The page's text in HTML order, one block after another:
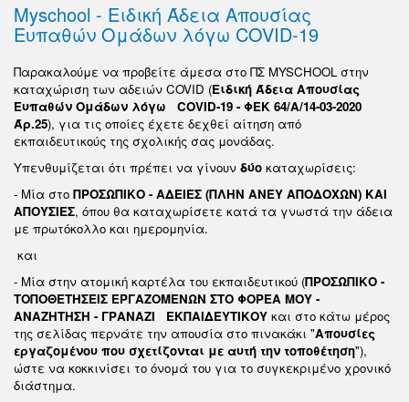
Myschool - Ειδική Άδεια Απουσίας
Ευπαθών Ομάδων λόγω COVID-19
Παρακαλούμε να προβείτε άμεσα στο ΠΣ MYSCHOOL στην
καταχώριση των αδειών COVID (Ειδική Άδεια Απουσίας
Ευπαθών Ομάδων λόγω COVID-19 - ΦΕΚ 64/Α/14-03-2020
Άρ.25), για τις οποίες έχετε δεχθεί αίτηση από
εκπαιδευτικούς της σχολικής σας μονάδας.
Υπενθυμίζεται ότι πρέπει να γίνουν δύο καταχωρίσεις:
- Μία στο ΠΡΟΣΩΠΙΚΟ - ΑΔΕΙΕΣ (ΠΛΗΝ ΑΝΕΥ ΑΠΟΔΟΧΩΝ) ΚΑΙ
ΑΠΟΥΣΙΕΣ, όπου θα καταχωρίσετε κατά τα γνωστά την άδεια
με πρωτόκολλο και ημερομηνία.
και
- Μία στην ατομική καρτέλα του εκπαιδευτικού (ΠΡΟΣΩΠΙΚΟ -
ΤΟΠΟΘΕΤΗΣΕΙΣ ΕΡΓΑΖΟΜΕΝΩΝ ΣΤΟ ΦΟΡΕΑ ΜΟΥ -
ΑΝΑΖΗΤΗΣΗ - ΓΡΑΝΑΖΙ ΕΚΠΑΙΔΕΥΤΙΚΟΥ και στο κάτω μέρος
της σελίδας περνάτε την απουσία στο πινακάκι "Απουσίες
εργαζομένου που σχετίζονται με αυτή την τοποθέτηση"),
ώστε να κοκκινίσει το όνομά του για το συγκεκριμένο χρονικό
διάστημα.